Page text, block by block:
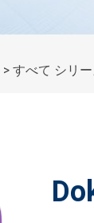
> すべて シリ